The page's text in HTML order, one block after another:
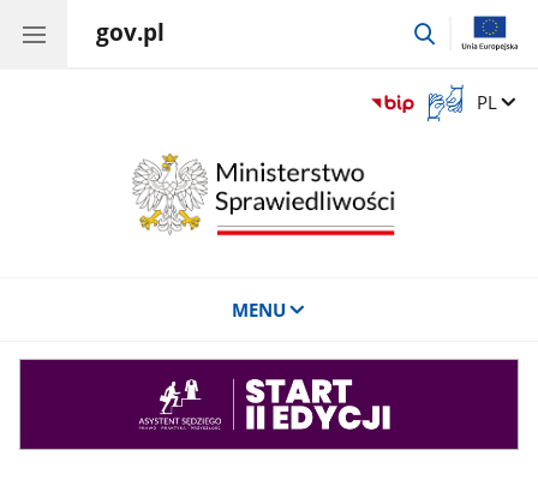
gov.pl
przejdź
Otwórz
okno
Zmień
PL
MENU